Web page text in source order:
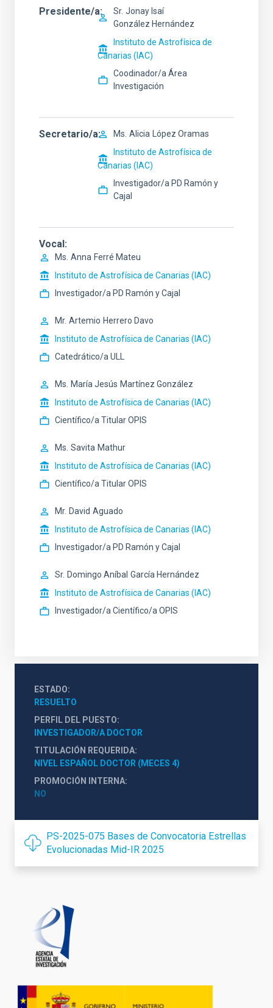
Presidente/a Sr. Jonay Isaí
González Hernández
Instituto de Astrofísica de
Canarias (IAC)
Coodinador/a Área
Investigación
Secretario/a Ms. Alicia
López Oramas
Instituto de Astrofísica de
Canarias (IAC)
Investigador/a PD Ramón y
Cajal
Vocal
Ms. Anna Ferré Mateu
Instituto de Astrofísica de Canarias (IAC)
Investigador/a PD Ramón y Cajal
Mr. Artemio Herrero Davo
Instituto de Astrofísica de Canarias (IAC)
Catedrático/a ULL
Ms. María Jesús Martínez González
Instituto de Astrofísica de Canarias (IAC)
Científico/a Titular OPIS
Ms. Savita Mathur
Instituto de Astrofísica de Canarias (IAC)
Científico/a Titular OPIS
Mr. David Aguado
Instituto de Astrofísica de Canarias (IAC)
Investigador/a PD Ramón y Cajal
Sr. Domingo Aníbal García Hernández
Instituto de Astrofísica de Canarias (IAC)
Investigador/a Científico/a OPIS
ESTADO
RESUELTO
PERFIL DEL PUESTO
INVESTIGADOR/A DOCTOR
TITULACIÓN REQUERIDA
NIVEL ESPAÑOL DOCTOR (MECES 4)
PROMOCIÓN INTERNA
NO
PS-2025-075 Bases de Convocatoria Estrellas
Evolucionadas Mid-IR 2025